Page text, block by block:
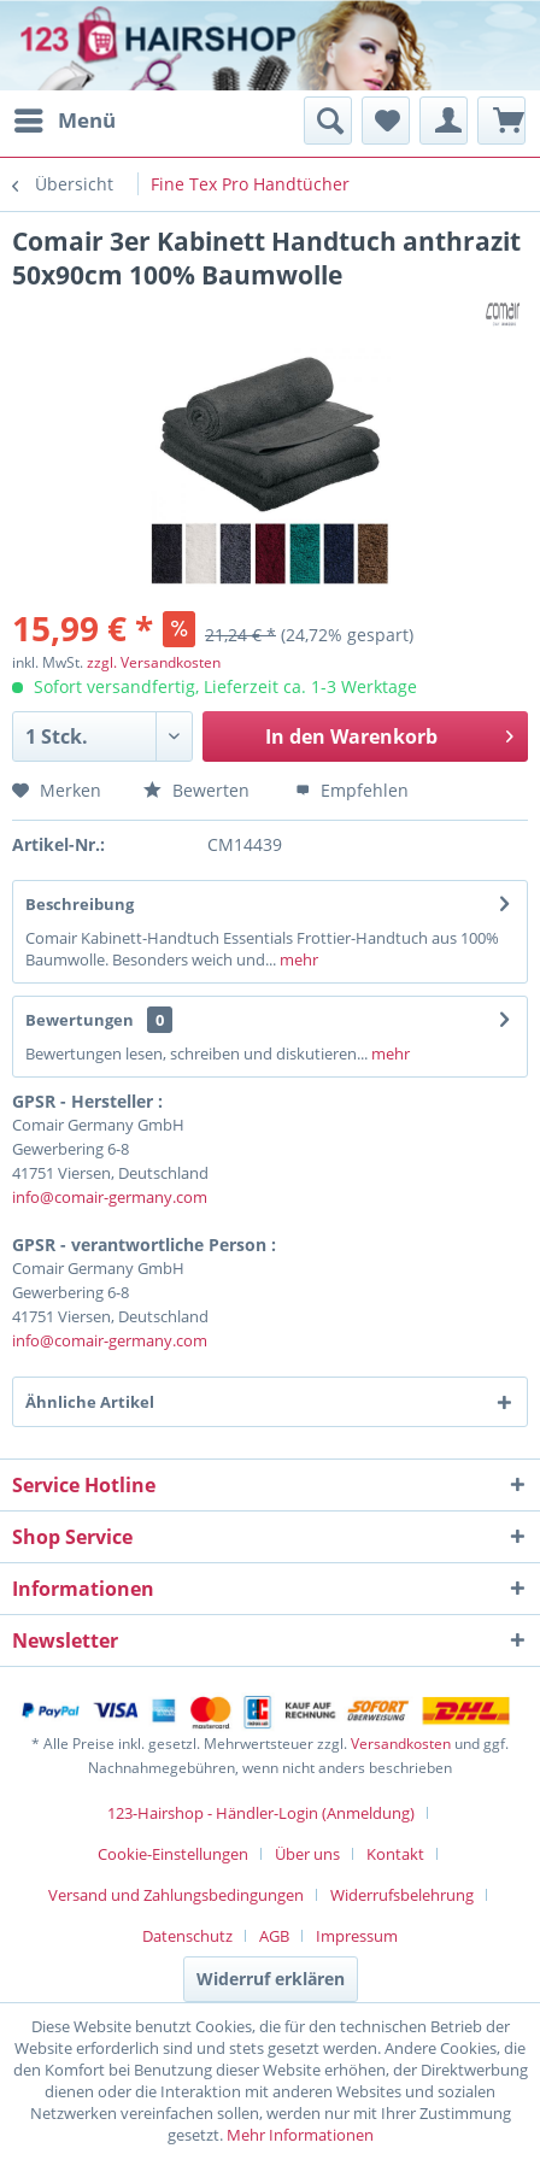
Menü
Übersicht Fine Tex Pro Handtücher
Comair 3er Kabinett Handtuch anthrazit
50x90cm 100% Baumwolle
15,99 € * 21,24 € * (24,72% gespart)
inkl. MwSt.zzgl. Versandkosten
Sofort versandfertig, Lieferzeit ca. 1-3 Werktage
In den Warenkorb
Merken Bewerten Empfehlen
Artikel-Nr.: CM14439
Beschreibung
Comair Kabinett-Handtuch Essentials Frottier-Handtuch aus 100%
Baumwolle. Besonders weich und... mehr
Bewertungen
0
Bewertungen lesen, schreiben und diskutieren... mehr
GPSR - Hersteller :
Comair Germany GmbH
Gewerbering 6-8
41751 Viersen, Deutschland
info@comair-germany.com
GPSR - verantwortliche Person :
Comair Germany GmbH
Gewerbering 6-8
41751 Viersen, Deutschland
info@comair-germany.com
Ähnliche Artikel
Service Hotline
Shop Service
Informationen
Newsletter
* Alle Preise inkl. gesetzl. Mehrwertsteuer zzgl.Versandkosten und ggf.
Nachnahmegebühren, wenn nicht anders beschrieben
123-Hairshop - Händler-Login (Anmeldung)
Cookie-Einstellungen
Über uns
Kontakt
Versand und Zahlungsbedingungen
Widerrufsbelehrung
Datenschutz
AGB Impressum
Widerruf erklären
Diese Website benutzt Cookies, die für den technischen Betrieb der
Website erforderlich sind und stets gesetzt werden. Andere Cookies, die
den Komfort bei Benutzung dieser Website erhöhen, der Direktwerbung
dienen oder die Interaktion mit anderen Websites und sozialen
Netzwerken vereinfachen sollen, werden nur mit Ihrer Zustimmung
gesetzt. Mehr Informationen